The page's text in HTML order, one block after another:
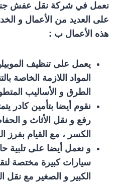
نعمل في شركة نقل عفش
على العديد من الأعمال و
هذه الأعمال ب :
يعمل على تنظيف
المواد اللازمة الخاصة
الطرق و الأساليب
نقوم أيضا بتأمين كادر
رفع و نقل الأثاث و
الكسر ، مع القيام
و نعمل أيضا على تلبية
سيارات كبيرة مختصة
الكبير و الصغير مع